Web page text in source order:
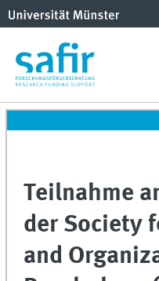
Teilnahme
der Society
and